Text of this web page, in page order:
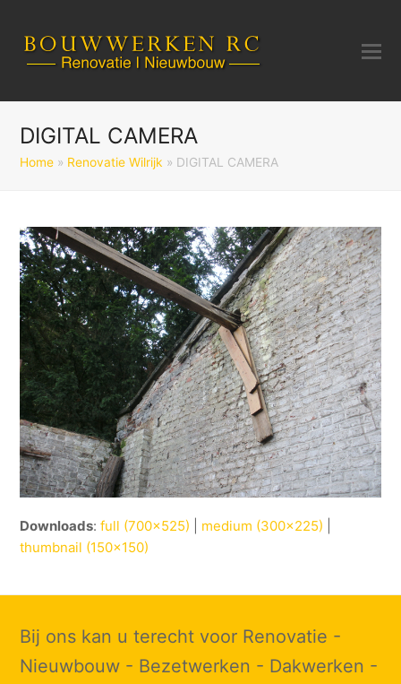
DIGITAL CAMERA
Home » Renovatie Wilrijk » DIGITAL CAMERA
Downloads:full (700x525) medium (300x225)
thumbnail (150x150)
Bij ons kan u terecht voor Renovatie -
Nieuwbouw - Bezetwerken - Dakwerken -